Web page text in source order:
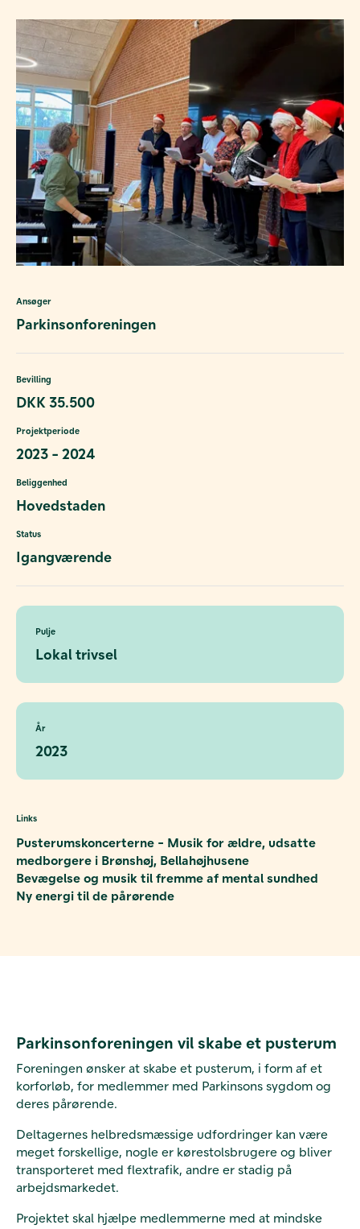
Ansøger
Parkinsonforeningen
Bevilling
DKK 35.500
Projektperiode
2023 - 2024
Beliggenhed
Hovedstaden
Status
Igangværende
Pulje
Lokal trivsel
År
2023
Links
Pusterumskoncerterne - Musik for ældre, udsatte
medborgere i Brønshøj, Bellahøjhusene
Bevægelse og musik til fremme af mental sundhed
Ny energi til de pårørende
Parkinsonforeningen vil skabe et pusterum
Foreningen ønsker at skabe et pusterum, i form af et
korforløb, for medlemmer med Parkinsons sygdom og
deres pårørende.
Deltagernes helbredsmæssige udfordringer kan være
meget forskellige, nogle er kørestolsbrugere og bliver
transporteret med flextrafik, andre er stadig på
arbejdsmarkedet.
Projektet skal hjælpe medlemmerne med at mindske